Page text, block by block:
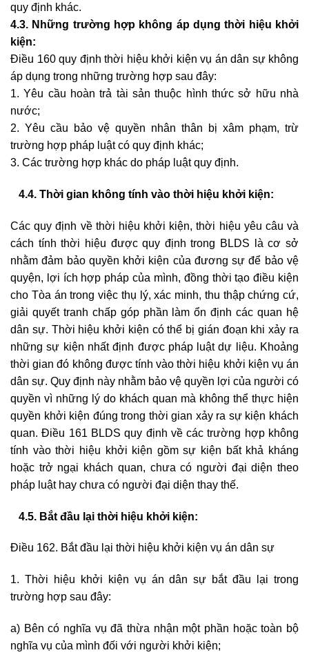
quy định khác.
4.3. Những trường hợp không áp dụng thời hiệu khởi
kiện:
Điều 160 quy định thời hiệu khởi kiện vụ án dân sự không
áp dụng trong những trường hợp sau đây:
1. Yêu cầu hoàn trả tài sản thuộc hình thức sở hữu nhà
nước;
2. Yêu cầu bảo vệ quyền nhân thân bị xâm phạm, trừ
trường hợp pháp luật có quy định khác;
3. Các trường hợp khác do pháp luật quy định.
4.4. Thời gian không tính vào thời hiệu khởi kiện:
Các quy định về thời hiệu khởi kiện, thời hiệu yêu câu và
cách tính thời hiệu được quy định trong BLDS là cơ sở
nhằm đảm bảo quyền khởi kiện của đương sự để bảo vệ
quyện, lợi ích hợp pháp của mình, đồng thời tạo điều kiện
cho Tòa án trong việc thụ lý, xác minh, thu thập chứng cứ,
giải quyết tranh chấp góp phần làm ổn định các quan hệ
dân sự. Thời hiệu khởi kiện có thể bị gián đoạn khi xảy ra
những sự kiện nhất định được pháp luật dự liệu. Khoảng
thời gian đó không được tính vào thời hiệu khởi kiện vụ án
dân sự. Quy định này nhằm bảo vệ quyền lợi của người có
quyền vì những lý do khách quan mà không thể thực hiện
quyền khởi kiện đúng trong thời gian xảy ra sự kiện khách
quan. Điều 161 BLDS quy định về các trường hợp không
tính vào thời hiệu khởi kiện gồm sự kiện bất khả kháng
hoặc trở ngại khách quan, chưa có người đại diện theo
pháp luật hay chưa có người đại diện thay thế.
4.5. Bắt đầu lại thời hiệu khởi kiện:
Điều 162. Bắt đầu lại thời hiệu khởi kiện vụ án dân sự
1. Thời hiệu khởi kiện vụ án dân sự bắt đầu lại trong
trường hợp sau đây:
a) Bên có nghĩa vụ đã thừa nhận một phần hoặc toàn bộ
nghĩa vụ của mình đối với người khởi kiện;